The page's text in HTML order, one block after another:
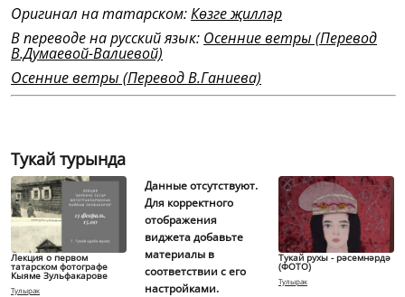
Оригинал на татарском:Көзге җилләр
В переводе на русский язык: Осенние ветры (Перевод
В.Думаевой-Валиевой)
Осенние ветры (Перевод В.Ганиева)
Тукай турында
Лекция о первом
татарском фотографе
Кыяме Зульфакарове
Тулырак
Данные отсутствуют.
Для корректного
отображения
виджета добавьте
материалы в
соответствии с его
настройками.
Тукай рухы - рәсемнәрдә
(ФОТО)
Тулырак